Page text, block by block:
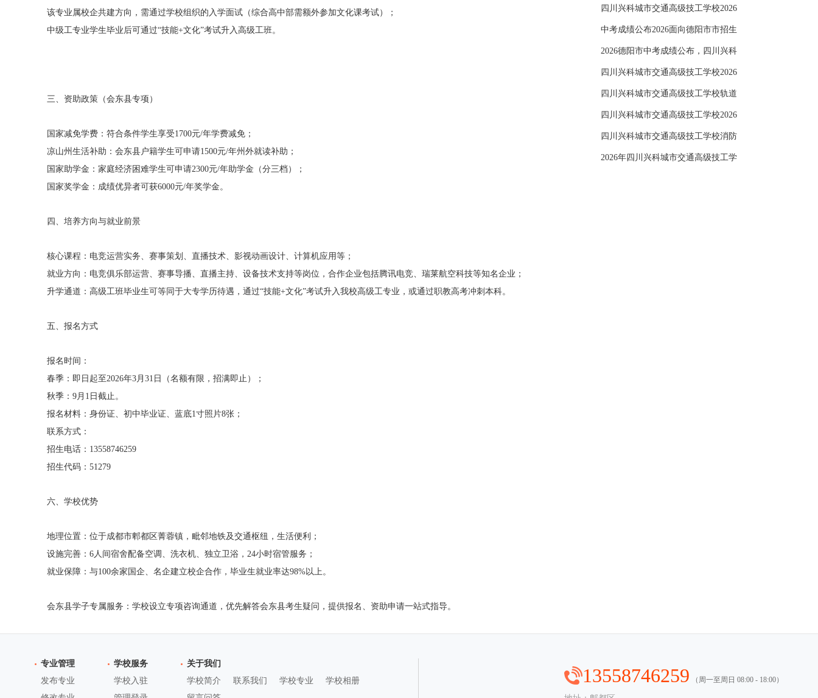
该专业属校企共建方向，需通过学校组织的入学面试（综合高中部需额外参加文化课考试）；
中级工专业学生毕业后可通过“技能+文化”考试升入高级工班。
三、资助政策（会东县专项）
国家减免学费：符合条件学生享受1700元/年学费减免；
凉山州生活补助：会东县户籍学生可申请1500元/年州外就读补助；
国家助学金：家庭经济困难学生可申请2300元/年助学金（分三档）；
国家奖学金：成绩优异者可获6000元/年奖学金。
四、培养方向与就业前景
核心课程：电竞运营实务、赛事策划、直播技术、影视动画设计、计算机应用等；
就业方向：电竞俱乐部运营、赛事导播、直播主持、设备技术支持等岗位，合作企业包括腾讯电竞、瑞莱航空科技等知名企业；
升学通道：高级工班毕业生可等同于大专学历待遇，通过“技能+文化”考试升入我校高级工专业，或通过职教高考冲刺本科。
五、报名方式
报名时间：
春季：即日起至2026年3月31日（名额有限，招满即止）；
秋季：9月1日截止。
报名材料：身份证、初中毕业证、蓝底1寸照片8张；
联系方式：
招生电话：13558746259
招生代码：51279
六、学校优势
地理位置：位于成都市郫都区菁蓉镇，毗邻地铁及交通枢纽，生活便利；
设施完善：6人间宿舍配备空调、洗衣机、独立卫浴，24小时宿管服务；
就业保障：与100余家国企、名企建立校企合作，毕业生就业率达98%以上。
会东县学子专属服务：学校设立专项咨询通道，优先解答会东县考生疑问，提供报名、资助申请一站式指导。
四川兴科城市交通高级技工学校2026
中考成绩公布2026面向德阳市市招生
2026德阳市中考成绩公布，四川兴科
四川兴科城市交通高级技工学校2026
四川兴科城市交通高级技工学校轨道
四川兴科城市交通高级技工学校2026
四川兴科城市交通高级技工学校消防
2026年四川兴科城市交通高级技工学
专业管理
发布专业
学校服务
学校入驻
关于我们
学校简介
联系我们 学校专业
学校相册
13558746259 （周一至周日 08:00 - 18:00）